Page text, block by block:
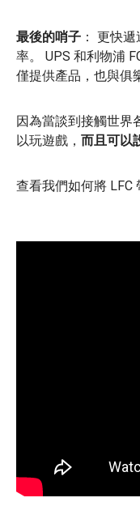
最後的哨子 ： 更快遞
率。
UPS 和利物浦
僅提供產品，也與俱
因為當談到接觸世界
以玩遊戲， 而且可以
查看我們如何將 LFC